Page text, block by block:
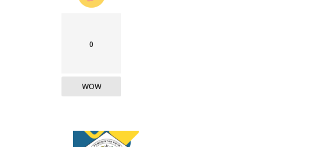
0
WOW
23/07/2025